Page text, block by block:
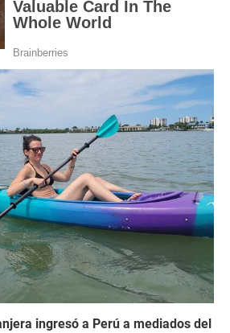
ingresó a Perú a mediados del